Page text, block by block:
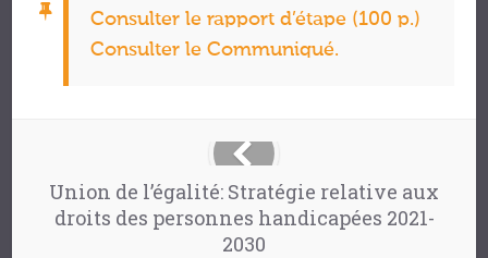
Consulter le rapport d’étape (100 p.)
Consulter le Communiqué.
Union de l’égalité: Stratégie relative aux
droits des personnes handicapées 2021-
2030